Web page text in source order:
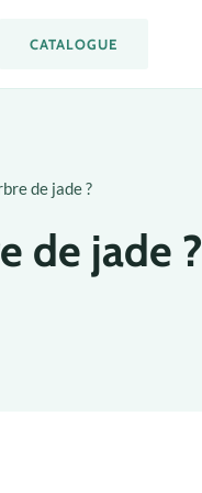
CATALOGUE
de jade ?
de jade ?